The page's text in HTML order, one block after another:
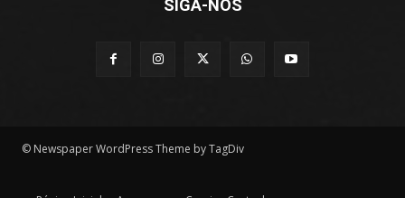
SIGA-NOS
© Newspaper WordPress Theme by TagDiv